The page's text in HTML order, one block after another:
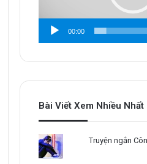
00:00
Bài Viết Xem Nhiều Nhất
Truyện ngắn